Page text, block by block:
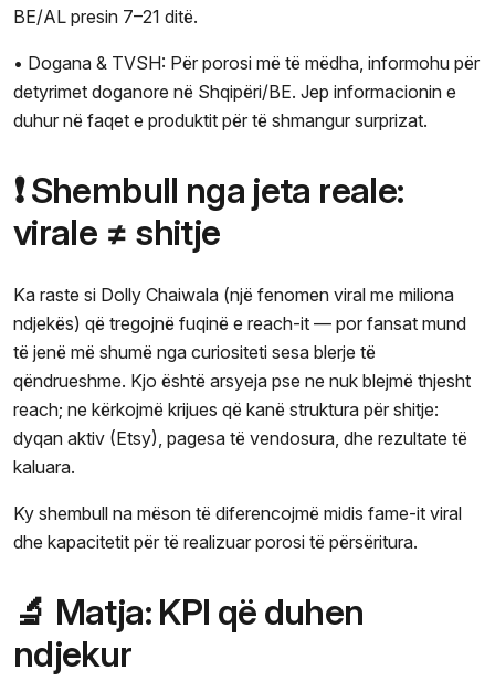
BE/AL presin 7–21 ditë.
• Dogana & TVSH: Për porosi më të mëdha, informohu për
detyrimet doganore në Shqipëri/BE. Jep informacionin e
duhur në faqet e produktit për të shmangur surprizat.
❗ Shembull nga jeta reale:
virale ≠ shitje
Ka raste si Dolly Chaiwala (një fenomen viral me miliona
ndjekës) që tregojnë fuqinë e reach-it — por fansat mund
të jenë më shumë nga curiositeti sesa blerje të
qëndrueshme. Kjo është arsyeja pse ne nuk blejmë thjesht
reach; ne kërkojmë krijues që kanë struktura për shitje:
dyqan aktiv (Etsy), pagesa të vendosura, dhe rezultate të
kaluara.
Ky shembull na mëson të diferencojmë midis fame-it viral
dhe kapacitetit për të realizuar porosi të përsëritura.
🔬 Matja: KPI që duhen
ndjekur